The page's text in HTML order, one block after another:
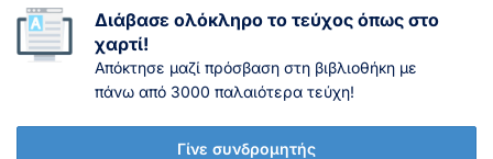
Διάβασε ολόκληρο το τεύχος όπως στο
χαρτί!
Απόκτησε μαζί πρόσβαση στη βιβλιοθήκη με
πάνω από 3000 παλαιότερα τεύχη!
Γίνε συνδρομητής